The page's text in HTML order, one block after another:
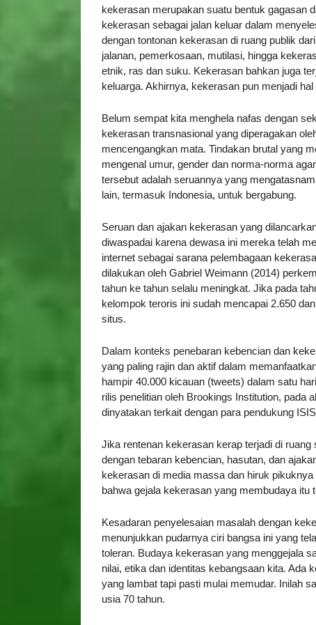
kekerasan merupakan suatu bentuk gagasan
kekerasan sebagai jalan keluar dalam
dengan tontonan kekerasan di ruang publik
jalanan, pemerkosaan, mutilasi, hingga
etnik, ras dan suku. Kekerasan bahkan juga
keluarga. Akhirnya, kekerasan pun menjadi
Belum sempat kita menghela nafas dengan
kekerasan transnasional yang diperagakan
mencengangkan mata. Tindakan brutal yang
mengenal umur, gender dan norma-norma
tersebut adalah seruannya yang
lain, termasuk Indonesia, untuk bergabung.
Seruan dan ajakan kekerasan yang
diwaspadai karena dewasa ini mereka telah
internet sebagai sarana pelembagaan
dilakukan oleh Gabriel Weimann (2014)
tahun ke tahun selalu meningkat. Jika pada
kelompok teroris ini sudah mencapai 2.650
situs.
Dalam konteks penebaran kebencian dan
yang paling rajin dan aktif dalam
hampir 40.000 kicauan (tweets) dalam satu
rilis penelitian oleh Brookings Institution, pada
dinyatakan terkait dengan para pendukung
Jika rentenan kekerasan kerap terjadi di
dengan tebaran kebencian, hasutan, dan
kekerasan di media massa dan hiruk
bahwa gejala kekerasan yang membudaya itu
Kesadaran penyelesaian masalah dengan
menunjukkan pudarnya ciri bangsa ini yang
toleran. Budaya kekerasan yang menggejala
nilai, etika dan identitas kebangsaan kita. Ada
yang lambat tapi pasti mulai memudar. Inilah
usia 70 tahun.